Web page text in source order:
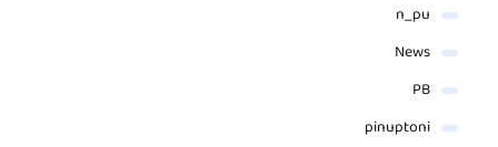
n_pu
News
PB
pinuptoni